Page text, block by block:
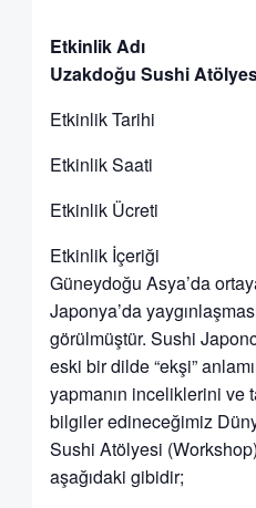
Etkinlik Adı
Uzakdoğu Sushi
Etkinlik Tarihi :
Etkinlik Saati :
Etkinlik Ücreti :
Etkinlik İçeriği :
Güneydoğu Asya’da
Japonya’da
görülmüştür. Sushi
eski bir dilde “ekşi”
yapmanın inceliklerini ve
bilgiler edineceğimiz
Sushi Atölyesi
aşağıdaki gibidir;